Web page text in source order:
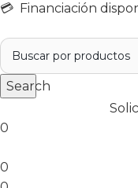
💳 Financiación
Search
0
0